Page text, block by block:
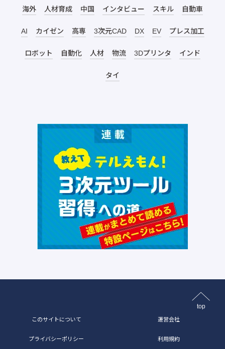
海外 人材育成 中国 インタビュー スキル 自動車
AI カイゼン 高専 3次元CAD DX EV プレス加工
ロボット 自動化 人材 物流 3Dプリンタ インド
タイ
top
このサイトについて 運営会社
プライバシーポリシー 利用規約